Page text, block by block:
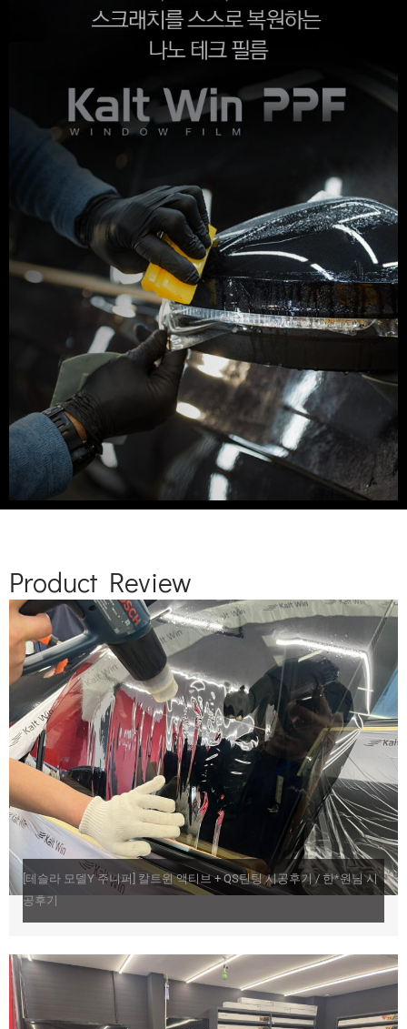
Product Review
[테슬라 모델Y 주니퍼] 칼트윈 액티브 + QS틴팅 시공후기 / 한*원님 시
공후기